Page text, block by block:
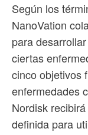
Según los
NanoVation
para
ciertas
cinco objetivos
enfermedades
Nordisk
definida para